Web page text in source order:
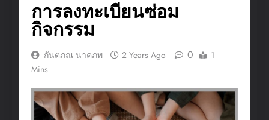
การลงทะเบียนซ่อม
กิจกรรม
กันตภณ นาคภพ 2 Years Ago 0
1
Mins